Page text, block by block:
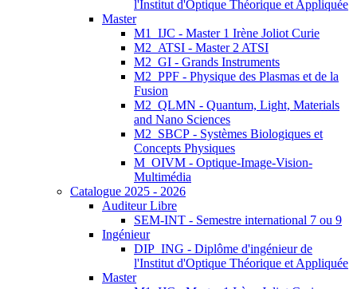
l'Institut d'Optique Théorique et Appliquée
Master
M1_IJC - Master 1 Irène Joliot Curie
M2_ATSI - Master 2 ATSI
M2_GI - Grands Instruments
M2_PPF - Physique des Plasmas et de la
Fusion
M2_QLMN - Quantum, Light, Materials
and Nano Sciences
M2_SBCP - Systèmes Biologiques et
Concepts Physiques
M_OIVM - Optique-Image-Vision-
Multimédia
Catalogue 2025 - 2026
Auditeur Libre
SEM-INT - Semestre international 7 ou 9
Ingénieur
DIP_ING - Diplôme d'ingénieur de
l'Institut d'Optique Théorique et Appliquée
Master